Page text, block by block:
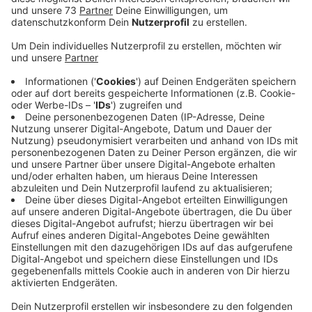
Das größte Salz-Kavernenfeld Europas
Anzeige
Es ist das größte Salz-Kavernenfeld Europas. Bekannt
wurde es deutschlandweit 2014, als wegen eines
Lecks viel Öl austrat. Sorgen bereiten den Anwohnern
auch Bodenabsenkungen. Eine
Forschungsgemeinschaft hat zwei Jahre lang Daten in
dem Gebiet gesammelt über die Bodenbewegungen
gesammelt und Messungen durchgeführt. Heute
(Freitag 20.1.) um 18 Uhr werden die Ergebnisse